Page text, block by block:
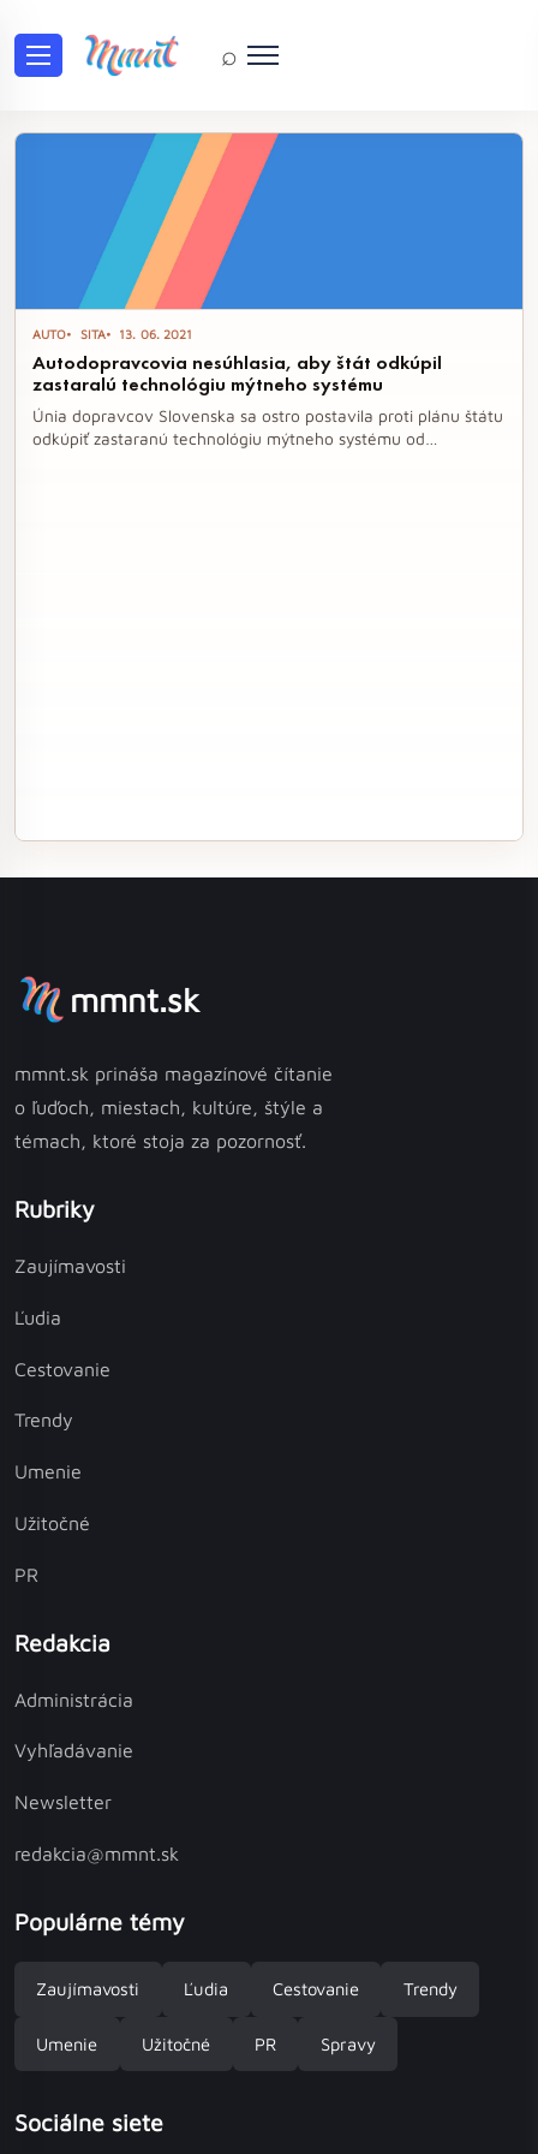
⌕
Tag: technológia
AUTO SITA 13. 06. 2021
Autodopravcovia nesúhlasia, aby štát odkúpil
zastaralú technológiu mýtneho systému
Únia dopravcov Slovenska sa ostro postavila proti plánu štátu
odkúpiť zastaranú technológiu mýtneho systému od
mmnt.sk
mmnt.sk prináša magazínové čítanie
o ľuďoch, miestach, kultúre, štýle a
témach, ktoré stoja za pozornosť.
Rubriky
Zaujímavosti
Ľudia
Cestovanie
Trendy
Umenie
Užitočné
PR
Redakcia
Administrácia
Vyhľadávanie
Newsletter
redakcia@mmnt.sk
Populárne témy
Zaujímavosti Ľudia Cestovanie Trendy
Umenie Užitočné PR Spravy
Sociálne siete